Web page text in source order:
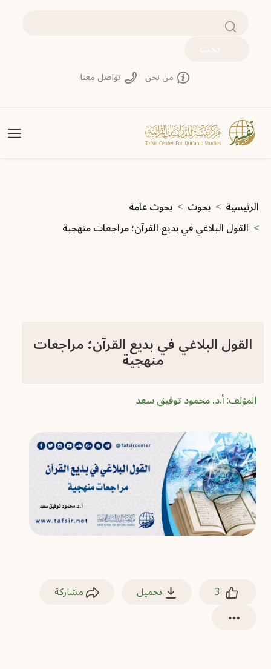
بحث
من نحن تواصل معنا
مسار التنقل
الرئيسية بحوث
بحوث عامة
القول البلاغي في بديع القرآن؛ مراجعات منهجية
القول البلاغي في بديع القرآن؛ مراجعات
منهجية
المؤلف:أ.د. محمود توفيق سعد
3 تحميل مشاركة